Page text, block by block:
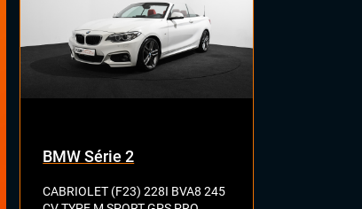
Volant Alcantara
Volant sport
Chargeur induction
Clignotants dynamiques
BMW Série 2
CABRIOLET (F23) 228I BVA8 245